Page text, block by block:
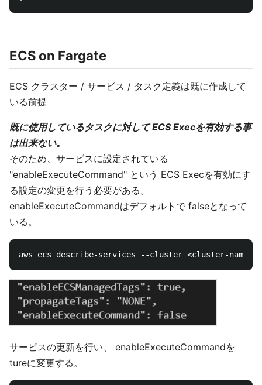
ECS on Fargate
ECS クラスター / サービス / タスク定義は既に作成して
いる前提
既に使用しているタスクに対して ECS Execを有効する事
は出来ない。
そのため、サービスに設定されている
"enableExecuteCommand" という ECS Execを有効にす
る設定の変更を行う必要がある。
enableExecuteCommandはデフォルトで falseとなって
いる。
サービスの更新を行い、 enableExecuteCommandを
tureに変更する。